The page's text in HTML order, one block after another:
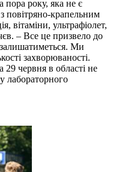
пора року, яка не є
повітряно-крапельним
вітаміни, ультрафіолет,
– Все це призвело до
залишатиметься. Ми
захворюваності.
червня в області не
лабораторного